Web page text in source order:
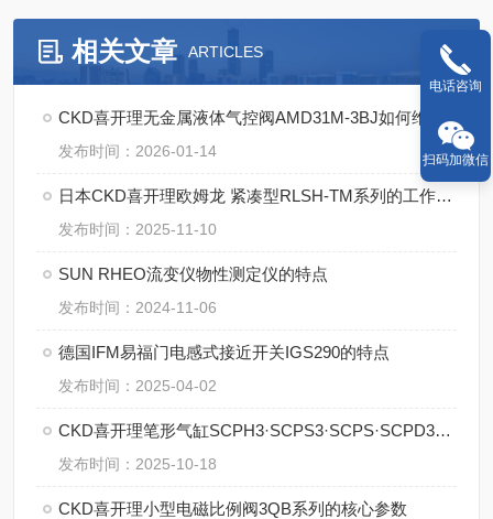
相关文章 ARTICLES
发布时间：2026-01-14
日本CKD喜开理欧姆龙 紧凑型RLSH-TM系列的工作原理
发布时间：2025-11-10
SUN RHEO流变仪物性测定仪的特点
发布时间：2024-11-06
德国IFM易福门电感式接近开关IGS290的特点
发布时间：2025-04-02
CKD喜开理笔形气缸SCPH3·SCPS3·SCPS·SCPD3系列【湖南中村】
发布时间：2025-10-18
CKD喜开理小型电磁比例阀3QB系列的核心参数
电话咨询
扫码加微信